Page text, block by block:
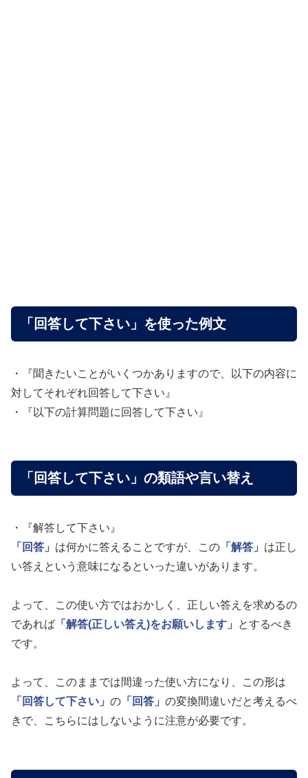
「回答して下さい」を使った例文
・『聞きたいことがいくつかありますので、以下の内容に
対してそれぞれ回答して下さい』
・『以下の計算問題に回答して下さい』
「回答して下さい」の類語や言い替え
・『解答して下さい』
「回答」 は何かに答えることですが、この 「解答」 は正し
い答えという意味になるといった違いがあります。
よって、この使い方ではおかしく、正しい答えを求めるの
であれば 「解答(正しい答え)をお願いします」
とするべき
です。
よって、このままでは間違った使い方になり、この形は
「回答して下さい」 の 「回答」 の変換間違いだと考えるべ
きで、こちらにはしないように注意が必要です。